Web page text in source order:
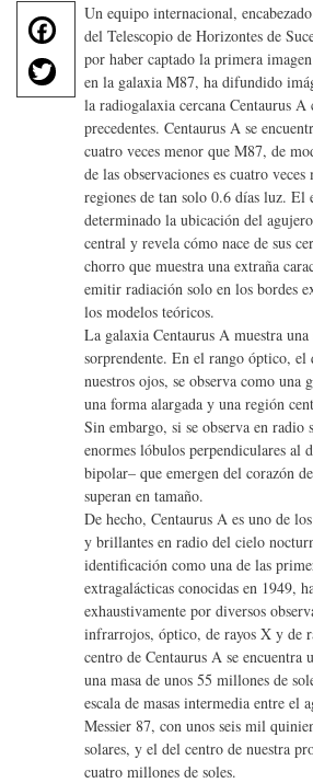
F
e
T
w
it
te
Un equipo internacional,
del Telescopio de Horizontes de
por haber captado la primera
en la galaxia M87, ha difundido
la radiogalaxia cercana Centaurus A
precedentes. Centaurus A se
cuatro veces menor que M87, de
de las observaciones es cuatro
regiones de tan solo 0.6 días luz. El
determinado la ubicación del
central y revela cómo nace de sus
chorro que muestra una extraña
emitir radiación solo en los bordes
los modelos teóricos.
La galaxia Centaurus A muestra una
sorprendente. En el rango óptico, el
nuestros ojos, se observa como una
una forma alargada y una región
Sin embargo, si se observa en radio
enormes lóbulos perpendiculares al
bipolar– que emergen del corazón
superan en tamaño.
De hecho, Centaurus A es uno de
y brillantes en radio del cielo
identificación como una de las
extragalácticas conocidas en 1949,
exhaustivamente por diversos
infrarrojos, óptico, de rayos X y de
centro de Centaurus A se encuentra
una masa de unos 55 millones de
escala de masas intermedia entre el
Messier 87, con unos seis mil
solares, y el del centro de nuestra
cuatro millones de soles.